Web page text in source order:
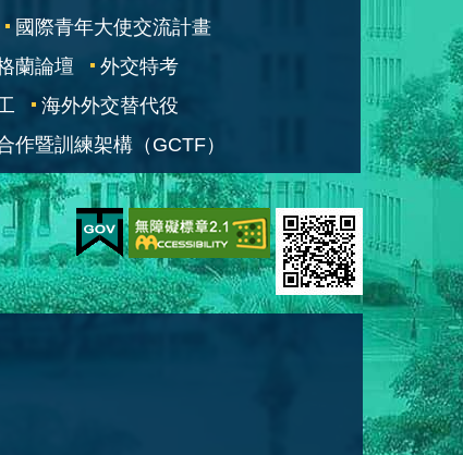
國際青年大使交流計畫
蘭論壇
外交特考
海外外交替代役
作暨訓練架構（GCTF）